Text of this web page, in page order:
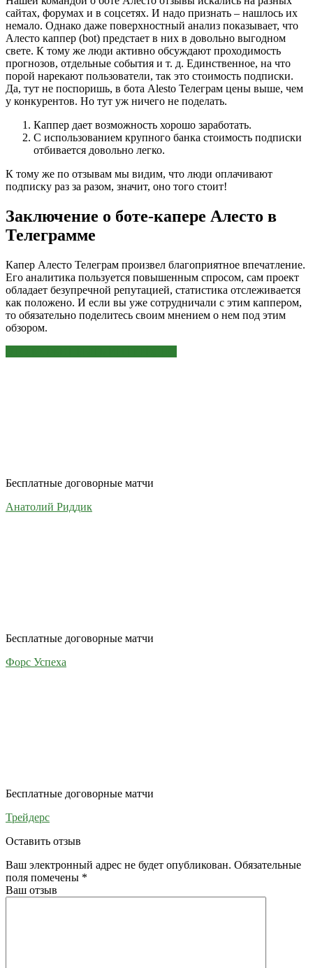
сайтах, форумах и в соцсетях. И надо признать – нашлось их
немало. Однако даже поверхностный анализ показывает, что
Алесто каппер (bot) предстает в них в довольно выгодном
свете. К тому же люди активно обсуждают проходимость
прогнозов, отдельные события и т. д. Единственное, на что
порой нарекают пользователи, так это стоимость подписки.
Да, тут не поспоришь, в бота Alesto Телеграм цены выше, чем
у конкурентов. Но тут уж ничего не поделать.
Каппер дает возможность хорошо заработать.
С использованием крупного банка стоимость подписки
отбивается довольно легко.
К тому же по отзывам мы видим, что люди оплачивают
подписку раз за разом, значит, оно того стоит!
Заключение о боте-капере Алесто в
Телеграмме
Капер Алесто Телеграм произвел благоприятное впечатление.
Его аналитика пользуется повышенным спросом, сам проект
обладает безупречной репутацией, статистика отслеживается
как положено. И если вы уже сотрудничали с этим каппером,
то обязательно поделитесь своим мнением о нем под этим
обзором.
Бесплатные договорные матчи
Анатолий Риддик
Бесплатные договорные матчи
Форс Успеха
Бесплатные договорные матчи
Трейдерс
Оставить отзыв
Ваш электронный адрес не будет опубликован. Обязательные
поля помечены *
Ваш отзыв